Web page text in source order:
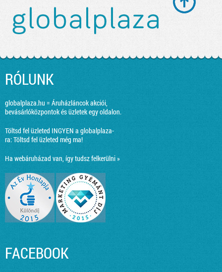
RÓLUNK
globalplaza.hu = Áruházláncok akciói,
bevásárlóközpontok és üzletek egy oldalon.
Töltsd fel üzleted INGYEN a globalplaza-
ra:Töltsd fel üzleted még ma!
Ha webáruházad van, így tudsz felkerülni »
FACEBOOK